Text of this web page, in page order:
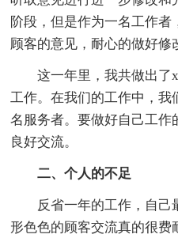
阶段，但是作为一名工作者
顾客的意见，耐心的做好修
这一年里，我共做出了
工作。在我们的工作中，我
名服务者。要做好自己工作
良好交流。
二、个人的不足
反省一年的工作，自己
形色色的顾客交流真的很费